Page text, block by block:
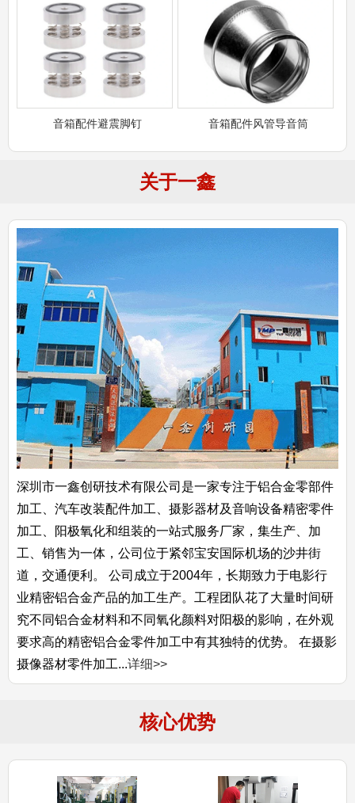
音箱配件避震脚钉 音箱配件风管导音筒
关于一鑫
深圳市一鑫创研技术有限公司是一家专注于铝合金零部件
加工、汽车改装配件加工、摄影器材及音响设备精密零件
加工、阳极氧化和组装的一站式服务厂家，集生产、加
工、销售为一体，公司位于紧邻宝安国际机场的沙井街
道，交通便利。 公司成立于2004年，长期致力于电影行
业精密铝合金产品的加工生产。工程团队花了大量时间研
究不同铝合金材料和不同氧化颜料对阳极的影响，在外观
要求高的精密铝合金零件加工中有其独特的优势。 在摄影
摄像器材零件加工...详细>>
核心优势